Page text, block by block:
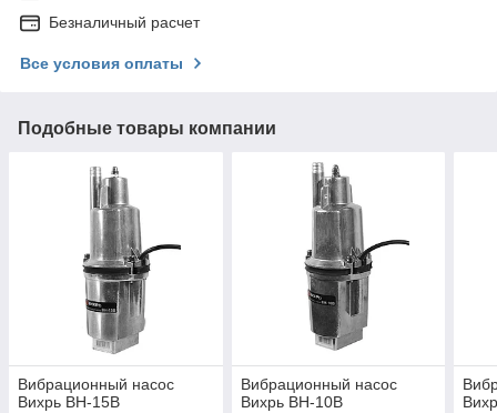
Безналичный расчет
Все условия оплаты
Подобные товары компании
Вибрационный насос
Вихрь ВН-15В
Вибрационный насос
Вихрь ВН-10В